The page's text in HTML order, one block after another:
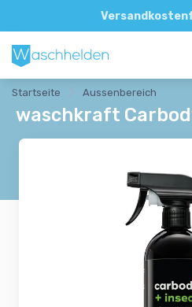
Direkte und
Startseite Aussenbereich
waschkraft